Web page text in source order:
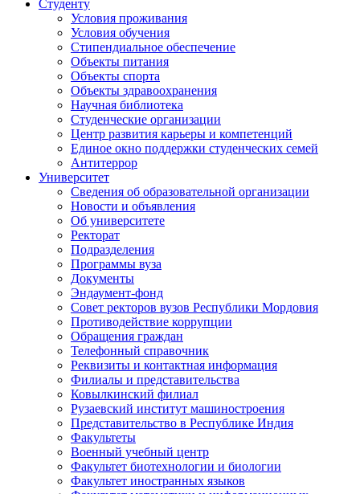
Студенту
Условия проживания
Условия обучения
Стипендиальное обеспечение
Объекты питания
Объекты спорта
Объекты здравоохранения
Научная библиотека
Студенческие организации
Центр развития карьеры и компетенций
Единое окно поддержки студенческих семей
Антитеррор
Университет
Сведения об образовательной организации
Новости и объявления
Об университете
Ректорат
Подразделения
Программы вуза
Документы
Эндаумент-фонд
Совет ректоров вузов Республики Мордовия
Противодействие коррупции
Обращения граждан
Телефонный справочник
Реквизиты и контактная информация
Филиалы и представительства
Ковылкинский филиал
Рузаевский институт машиностроения
Представительство в Республике Индия
Факультеты
Военный учебный центр
Факультет биотехнологии и биологии
Факультет иностранных языков